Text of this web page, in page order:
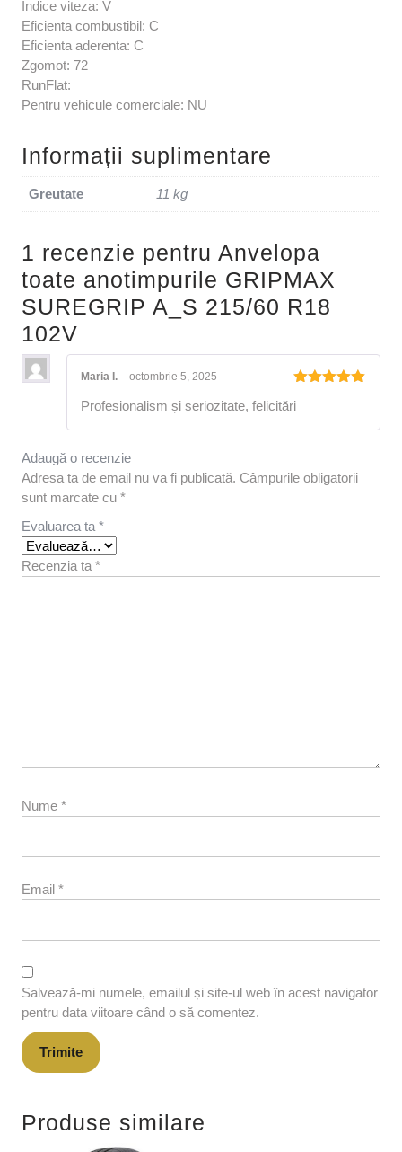
Indice viteza: V
Eficienta combustibil: C
Eficienta aderenta: C
Zgomot: 72
RunFlat:
Pentru vehicule comerciale: NU
Informații suplimentare
Greutate 11 kg
1 recenzie pentru Anvelopa
toate anotimpurile GRIPMAX
SUREGRIP A_S 215/60 R18
102V
5
Maria I. – octombrie 5, 2025
Profesionalism și seriozitate, felicitări
Adaugă o recenzie
Adresa ta de email nu va fi publicată. Câmpurile obligatorii
sunt marcate cu *
Evaluarea ta *
Recenzia ta *
Nume *
Email *
Salvează-mi numele, emailul și site-ul web în acest navigator
pentru data viitoare când o să comentez.
Produse similare